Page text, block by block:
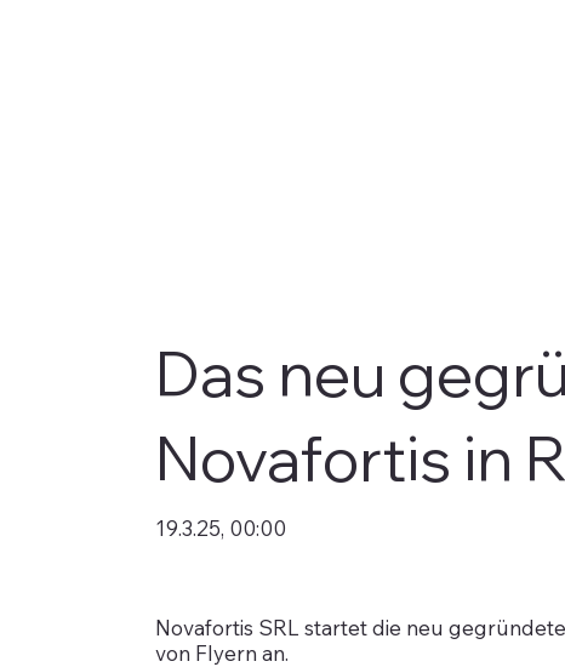
Das neu
Novafortis in
19.3.25, 00:00
Novafortis SRL startet die neu
von Flyern an.